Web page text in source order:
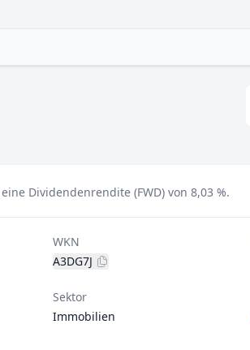
Dividendenrendite (FWD) von 8,03 %.
WKN
A3DG7J
Sektor
Immobilien